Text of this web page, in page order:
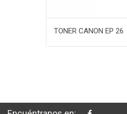
TONER CANON EP 26